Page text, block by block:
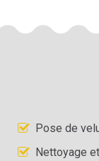
Pose de
Nettoyage